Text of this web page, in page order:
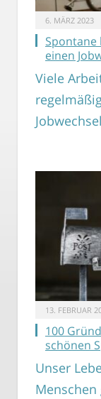
6. MÄRZ 2023
einen
Viele
13. FEBRUAR
100
schönen
Unser